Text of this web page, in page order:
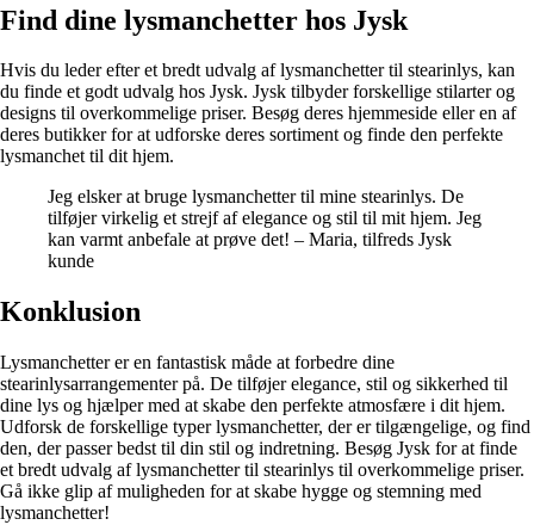
Find dine lysmanchetter hos Jysk
Hvis du leder efter et bredt udvalg af lysmanchetter til stearinlys, kan
du finde et godt udvalg hos Jysk. Jysk tilbyder forskellige stilarter og
designs til overkommelige priser. Besøg deres hjemmeside eller en af
deres butikker for at udforske deres sortiment og finde den perfekte
lysmanchet til dit hjem.
Jeg elsker at bruge lysmanchetter til mine stearinlys. De
tilføjer virkelig et strejf af elegance og stil til mit hjem. Jeg
kan varmt anbefale at prøve det! – Maria, tilfreds Jysk
kunde
Konklusion
Lysmanchetter er en fantastisk måde at forbedre dine
stearinlysarrangementer på. De tilføjer elegance, stil og sikkerhed til
dine lys og hjælper med at skabe den perfekte atmosfære i dit hjem.
Udforsk de forskellige typer lysmanchetter, der er tilgængelige, og find
den, der passer bedst til din stil og indretning. Besøg Jysk for at finde
et bredt udvalg af lysmanchetter til stearinlys til overkommelige priser.
Gå ikke glip af muligheden for at skabe hygge og stemning med
lysmanchetter!